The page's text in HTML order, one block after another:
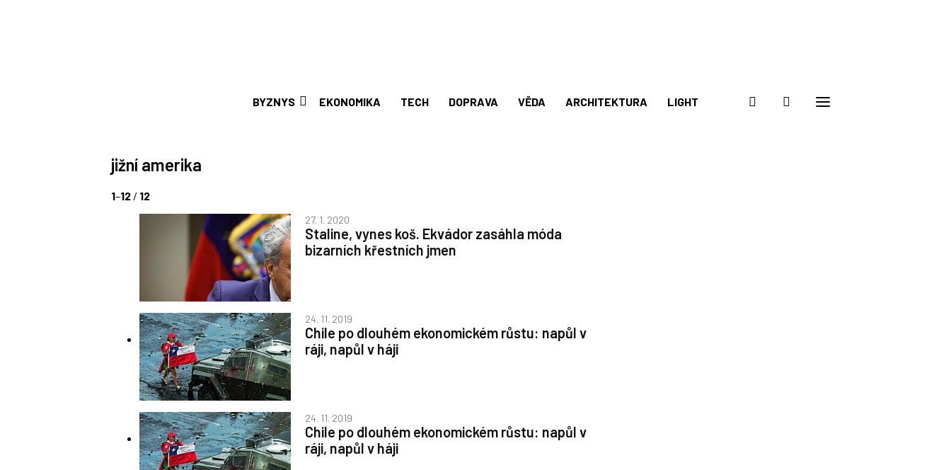
BYZNYS EKONOMIKA TECH DOPRAVA VĚDA ARCHITEKTURA LIGHT
jižní amerika
1–12 / 12
27. 1. 2020
Staline, vynes koš. Ekvádor zasáhla móda
bizarních křestních jmen
24. 11. 2019
Chile po dlouhém ekonomickém růstu: napůl v
ráji, napůl v háji
24. 11. 2019
Chile po dlouhém ekonomickém růstu: napůl v
ráji, napůl v háji